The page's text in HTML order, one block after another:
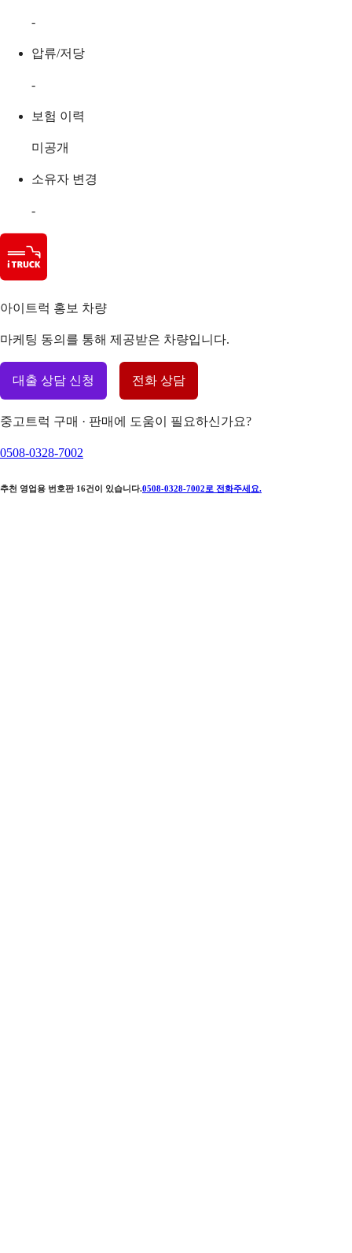
-
압류/저당
-
보험 이력
미공개
소유자 변경
-
아이트럭 홍보 차량
마케팅 동의를 통해 제공받은 차량입니다.
대출 상담 신청 전화 상담
중고트럭 구매 · 판매에 도움이 필요하신가요?
0508-0328-7002
추천 영업용 번호판 16건이 있습니다.0508-0328-7002 로 전화주세요.